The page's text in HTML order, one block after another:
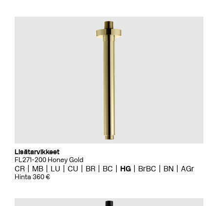
Lisätarvikkeet
FL271-200 Honey Gold
CR MB LU CU BR BC HG BrBC BN AGr
Hinta 360 €